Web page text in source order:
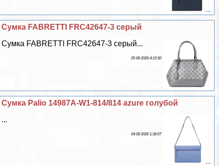
Сумка FABRETTI FRC42647-3 серый
Сумка FABRETTI FRC42647-3 серый...
05 08 2026 4:15:50
Сумка Palio 14987A-W1-814/814 azure гoлyбой
...
04 08 2026 1:36:57